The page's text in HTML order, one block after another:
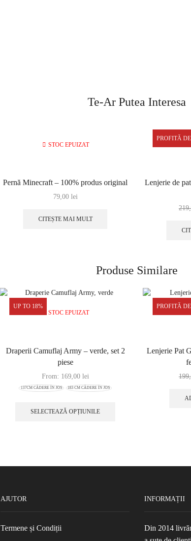
Te-Ar Putea Interesa
STOC EPUIZAT
Pernă Minecraft – 100% produs original
79,00 lei
CITEȘTE MAI MULT
PROFITĂ
Lenjerie de
Produse Similare
UP TO 18%
STOC EPUIZAT
Draperii Camuflaj Army – verde, set 2
piese
From: 169,00 lei
137CM CĂDERE ÎN JOS 183 CM CĂDERE ÎN JOS
SELECTEAZĂ OPȚIUNILE
PROFITĂ
Lenjerie Pat
AJUTOR
Termene și Condiții
INFORMAȚII
Din 2014